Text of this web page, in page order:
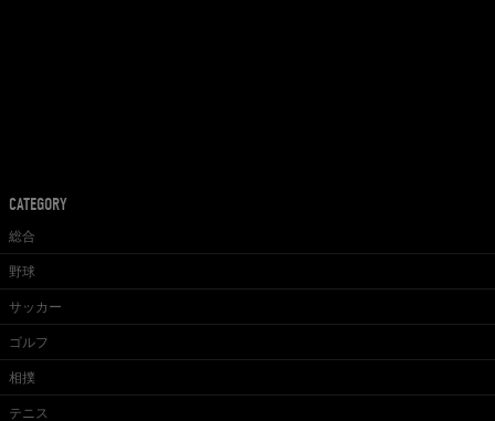
CATEGORY
総合
野球
サッカー
ゴルフ
相撲
テニス